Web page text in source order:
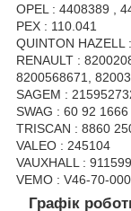
OPEL : 4408389 ,
PEX : 110.041
QUINTON HAZELL
RENAULT :
8200568671,
SAGEM :
SWAG : 60 92 1666
TRISCAN : 8860
VALEO : 245104
VAUXHALL :
VEMO : V46-70-
Графік